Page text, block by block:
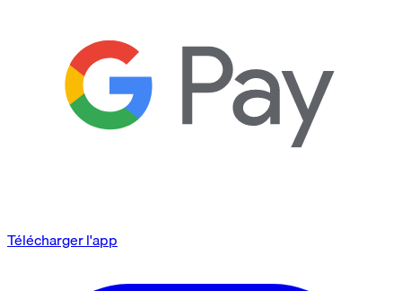
Télécharger l'app